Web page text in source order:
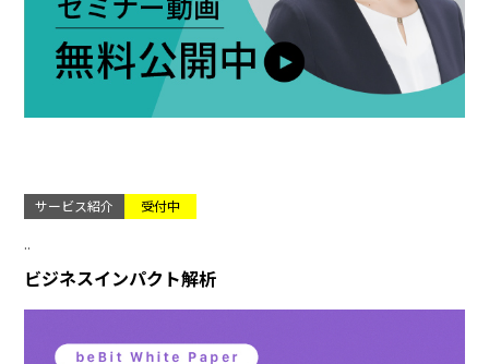
サービス紹介 受付中
..
ビジネスインパクト解析